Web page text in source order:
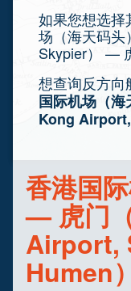
如果您想选择
场（海天码头
Skypier） —
想查询反方向
国际机场（
Kong
香港国
— 虎门
Airport,
Humen